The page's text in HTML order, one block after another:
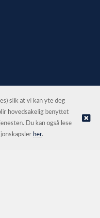
levert av Kréatif
slik at vi kan yte deg
hovedsakelig benyttet
Du kan også lese
her.